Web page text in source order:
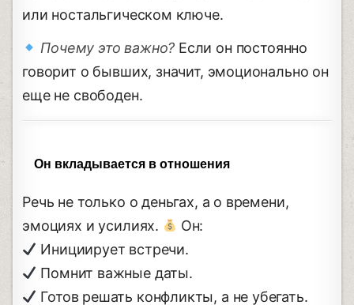
или ностальгическом ключе.
Почему это важно? Если он постоянно
говорит о бывших, значит, эмоционально он
еще не свободен.
Он вкладывается в отношения
Речь не только о деньгах, а о времени,
эмоциях и усилиях.
Он:
Инициирует встречи.
Помнит важные даты.
Готов решать конфликты, а не убегать.